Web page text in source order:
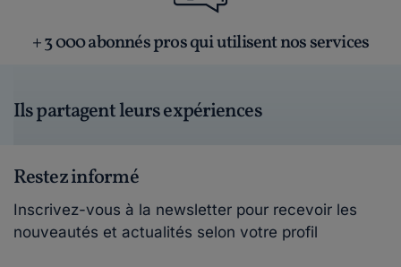
+ 3 000 abonnés pros qui utilisent nos services
Ils partagent leurs expériences
Restez informé
Inscrivez-vous à la newsletter pour recevoir les
nouveautés et actualités selon votre profil